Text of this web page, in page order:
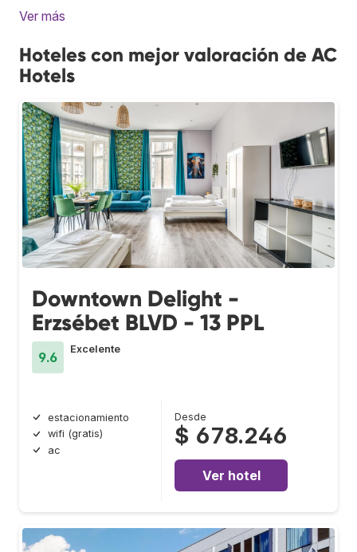
Ver más
Hoteles con mejor valoración de AC
Hotels
Downtown Delight -
Erzsébet BLVD - 13 PPL
9.6
Excelente
estacionamiento
wifi (gratis)
ac
Desde
$ 678.246
Ver hotel